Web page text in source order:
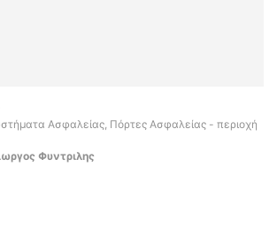
Ασφαλείας, Πόρτες Ασφαλείας - περιοχή
Φυντριλης